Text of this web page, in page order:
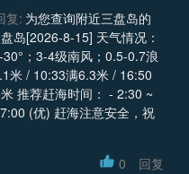
复: 为您查询附近三盘岛的
岛[2026-8-15] 天气情况：
；3-4级南风；0.5-0.7浪
米 / 10:33满6.3米 / 16:50
推荐赶海时间： - 2:30 ~
(优) 赶海注意安全，祝
0 回复